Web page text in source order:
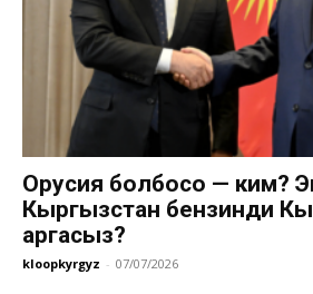
Орусия болбосо — ким?
Кыргызстан бензинди
аргасыз?
kloopkyrgyz - 07/07/2026